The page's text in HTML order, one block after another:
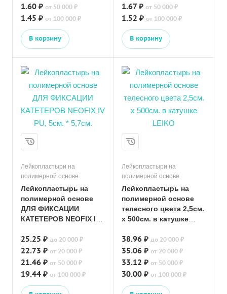
1.60 ₽ от 50 000 ₽
1.45 ₽ от 100 000 ₽
В корзину
1.67 ₽ от 50 000 ₽
1.52 ₽ от 100 000 ₽
В корзину
Лейкопластыри на
полимерной основе
Лейкопластырь на
полимерной основе
ДЛЯ ФИКСАЦИИ
КАТЕТЕРОВ NEOFIX IV
25.25 ₽ до 20 000 ₽
22.73 ₽ от 20 000 ₽
21.46 ₽ от 50 000 ₽
19.44 ₽ от 100 000 ₽
Лейкопластыри на
полимерной основе
Лейкопластырь на
полимерной основе
телесного цвета 2,5см.
х 500см. в катушке
38.96 ₽ до 20 000 ₽
35.06 ₽ от 20 000 ₽
33.12 ₽ от 50 000 ₽
30.00 ₽ от 100 000 ₽